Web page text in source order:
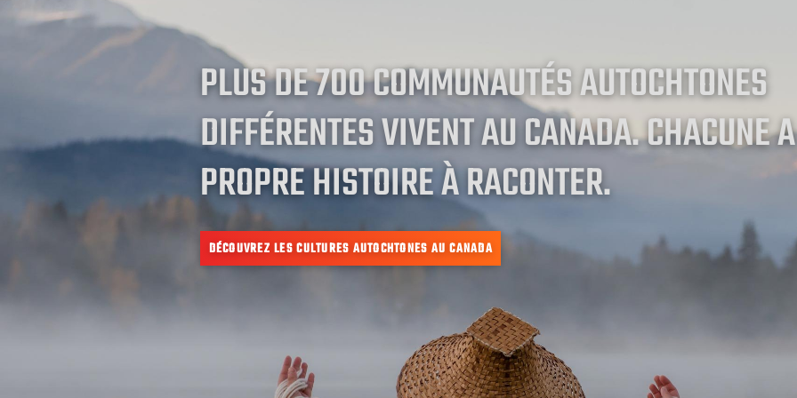
PLUS DE 700 COMMUNAUTÉS AUTOCHTONES
DIFFÉRENTES VIVENT AU CANADA. CHACUNE
PROPRE HISTOIRE À RACONTER.
DÉCOUVREZ LES CULTURES AUTOCHTONES AU CANADA